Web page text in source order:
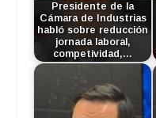
Presidente de la
Cámara de Industrias
habló sobre reducción
jornada laboral,
competividad,…